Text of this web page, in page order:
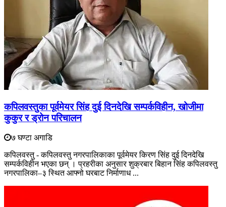
कपिलवस्तुका पूर्वमेयर सिंह दुई दिनदेखि सम्पर्कविहीन, खोजीमा
कुकुर र ड्रोन परिचालन
७ घण्टा अगाडि
कपिलवस्तु - कपिलवस्तु नगरपालिकाका पूर्वमेयर किरण सिंह दुई दिनदेखि
सम्पर्कविहीन भएका छन् । प्रहरीका अनुसार शुक्रबार बिहान सिंह कपिलवस्तु
नगरपालिका–३ स्थित आफ्नो घरबाट निर्माणाध ...